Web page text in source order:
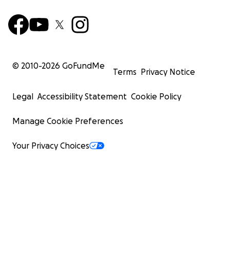
© 2010-2026 GoFundMe
Terms Privacy Notice
Legal Accessibility Statement Cookie Policy
Manage Cookie Preferences
Your Privacy Choices